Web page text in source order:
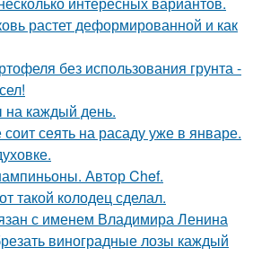
растет деформированной и как
без использования грунта -
каждый день.
сеять на расаду уже в январе.
Автор Chef.
такой колодец сделал.
с именем Владимира Ленина
виноградные лозы каждый